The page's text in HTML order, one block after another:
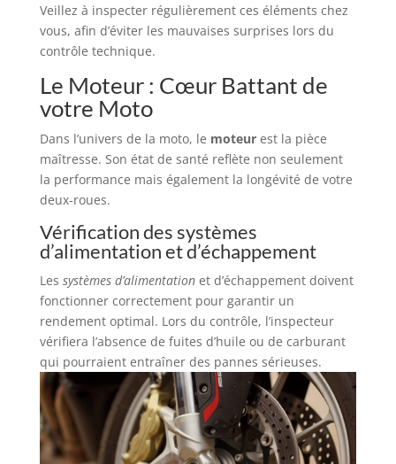
Veillez à inspecter régulièrement ces éléments chez
vous, afin d’éviter les mauvaises surprises lors du
contrôle technique.
Le Moteur : Cœur Battant de
votre Moto
Dans l’univers de la moto, le moteurest la pièce
maîtresse. Son état de santé reflète non seulement
la performance mais également la longévité de votre
deux-roues.
Vérification des systèmes
d’alimentation et d’échappement
Les systèmes d’alimentationet d’échappement doivent
fonctionner correctement pour garantir un
rendement optimal. Lors du contrôle, l’inspecteur
vérifiera l’absence de fuites d’huile ou de carburant
qui pourraient entraîner des pannes sérieuses.